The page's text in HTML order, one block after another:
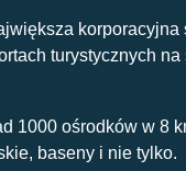
korporacyjna
turystycznych na
1000 ośrodków w 8
baseny i nie tylko.